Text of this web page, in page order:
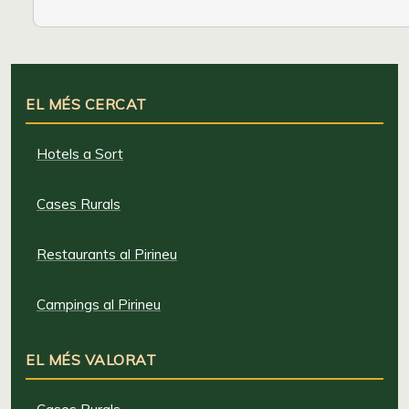
EL MÉS CERCAT
Hotels a Sort
Cases Rurals
Restaurants al Pirineu
Campings al Pirineu
EL MÉS VALORAT